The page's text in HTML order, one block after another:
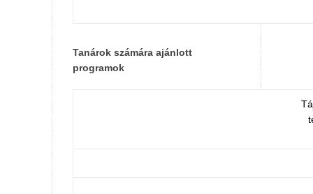
Tanárok számára ajánlott
programok